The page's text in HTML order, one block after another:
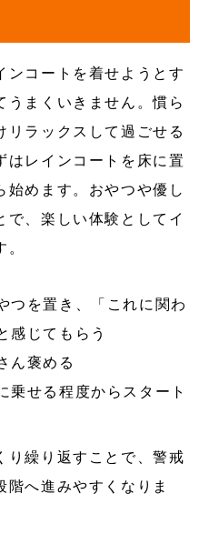
ンコートを着せようとす
うまくいきません。慣ら
リラックスして過ごせる
はレインコートを床に置
始めます。おやつや優し
で、楽しい体験としてイ
つを置き、「これに関わ
感じてもらう
ん褒める
乗せる程度からスタート
り繰り返すことで、警戒
へ進みやすくなりま